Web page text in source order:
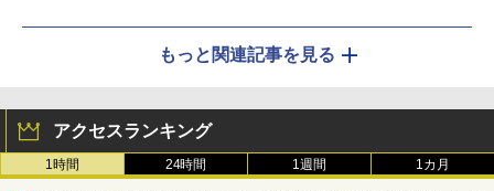
もっと関連記事を見る
アクセスランキング
1時間 24時間 1週間 1カ月